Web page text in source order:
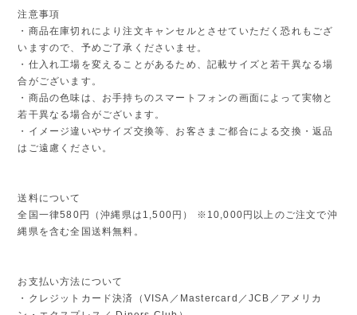
注意事項
・商品在庫切れにより注文キャンセルとさせていただく恐れもござ
いますので、予めご了承くださいませ。
・仕入れ工場を変えることがあるため、記載サイズと若干異なる場
合がございます。
・商品の色味は、お手持ちのスマートフォンの画面によって実物と
若干異なる場合がございます。
・イメージ違いやサイズ交換等、お客さまご都合による交換・返品
はご遠慮ください。
送料について
全国一律580円（沖縄県は1,500円） ※10,000円以上のご注文で沖
縄県を含む全国送料無料。
お支払い方法について
・クレジットカード決済（VISA／Mastercard／JCB／アメリカ